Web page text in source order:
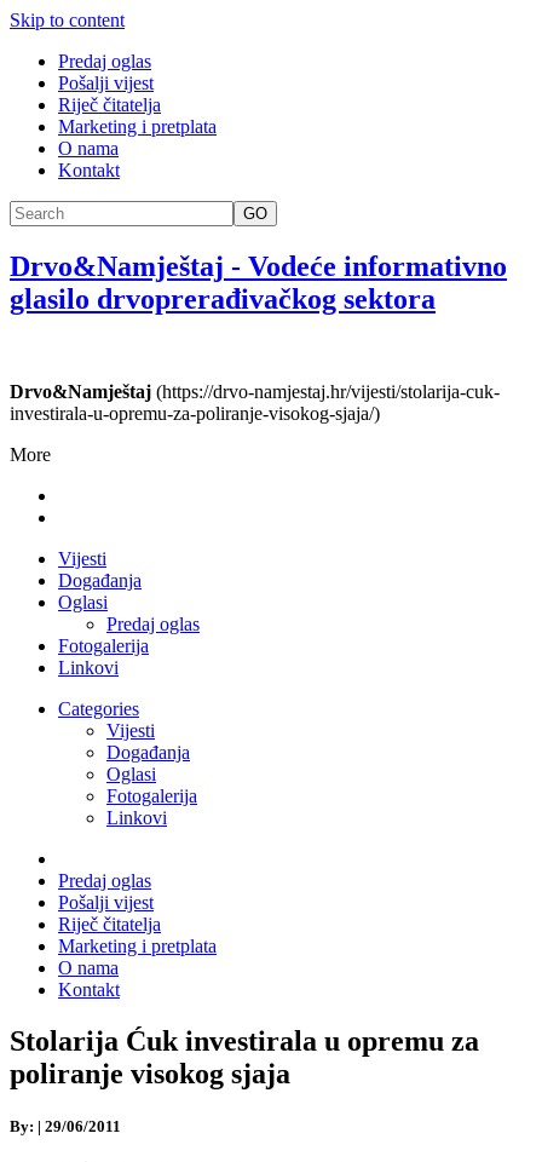
Skip to content
Predaj oglas
Pošalji vijest
Riječ čitatelja
Marketing i pretplata
O nama
Kontakt
GO
Drvo&Namještaj - Vodeće informativno
glasilo drvoprerađivačkog sektora
Drvo&Namještaj (https://drvo-namjestaj.hr/vijesti/stolarija-cuk-
investirala-u-opremu-za-poliranje-visokog-sjaja/)
More
Vijesti
Događanja
Oglasi
Predaj oglas
Fotogalerija
Linkovi
Categories
Vijesti
Događanja
Oglasi
Fotogalerija
Linkovi
Predaj oglas
Pošalji vijest
Riječ čitatelja
Marketing i pretplata
O nama
Kontakt
Stolarija Ćuk investirala u opremu za
poliranje visokog sjaja
By: | 29/06/2011